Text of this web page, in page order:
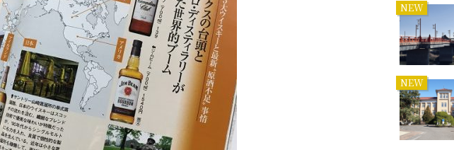
NEW
NEW